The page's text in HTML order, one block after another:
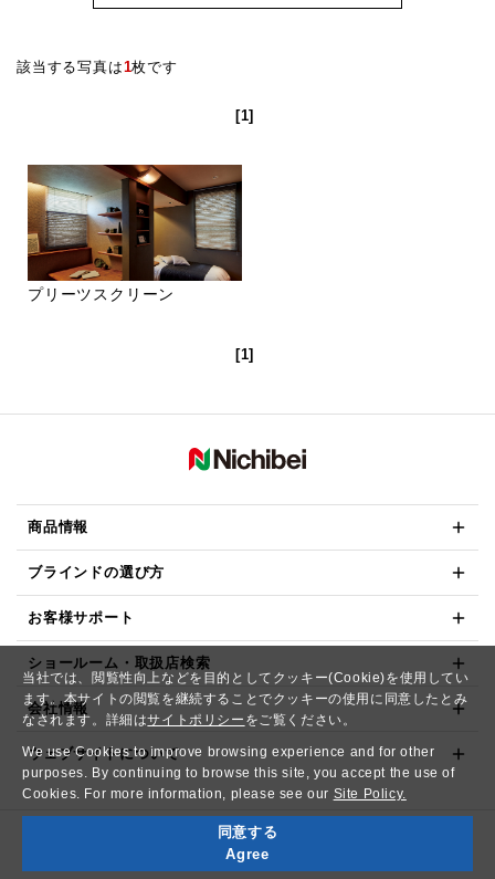
当社では、閲覧性向上などを目的としてクッキー(Cookie)を使用してい
ます。本サイトの閲覧を継続することでクッキーの使用に同意したとみ
なされます。詳細はサイトポリシー をご覧ください。
We use Cookies to improve browsing experience and for other
purposes. By continuing to browse this site, you accept the use of
Cookies. For more information, please see our Site Policy.
同意する
Agree
該当する写真は1枚です
[1]
プリーツスクリーン
[1]
商品情報
ブラインドの選び方
お客様サポート
ショールーム・取扱店検索
会社情報
ウェブサイトについて
Copyright© NICHIBEI CO.,LTD. All Rights Reserved.